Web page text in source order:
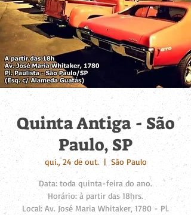
Quinta Antiga - São
Paulo, SP
qui., 24 de out.
  |
São Paulo
Data: toda quinta-feira do ano.
Horário: à partir das 18hrs.
Local: Av. José Maria Whitaker, 1780 - Pl.